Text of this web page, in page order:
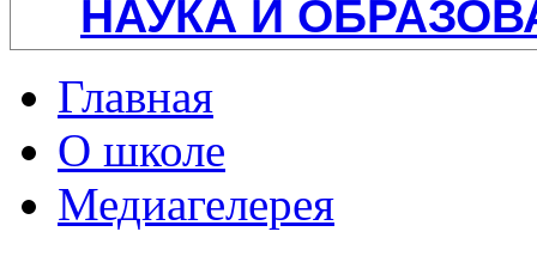
НАУКА И
Главная
О школе
Медиагелерея